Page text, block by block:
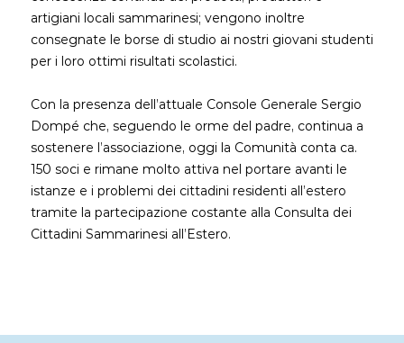
artigiani locali sammarinesi; vengono inoltre
consegnate le borse di studio ai nostri giovani studenti
per i loro ottimi risultati scolastici.
Con la presenza dell’attuale Console Generale Sergio
Dompé che, seguendo le orme del padre, continua a
sostenere l’associazione, oggi la Comunità conta ca.
150 soci e rimane molto attiva nel portare avanti le
istanze e i problemi dei cittadini residenti all’estero
tramite la partecipazione costante alla Consulta dei
Cittadini Sammarinesi all’Estero.